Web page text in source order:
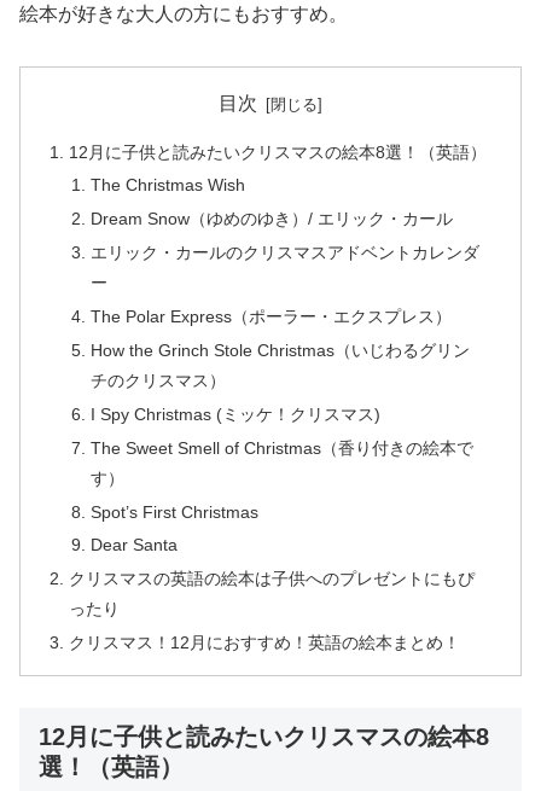
絵本が好きな大人の方にもおすすめ。
目次
12月に子供と読みたいクリスマスの絵本8選！（英語）
The Christmas Wish
Dream Snow（ゆめのゆき）/ エリック・カール
エリック・カールのクリスマスアドベントカレンダ
ー
The Polar Express（ポーラー・エクスプレス）
How the Grinch Stole Christmas（いじわるグリン
チのクリスマス）
I Spy Christmas (ミッケ！クリスマス)
The Sweet Smell of Christmas（香り付きの絵本で
す）
Spot’s First Christmas
Dear Santa
クリスマスの英語の絵本は子供へのプレゼントにもぴ
ったり
クリスマス！12月におすすめ！英語の絵本まとめ！
12月に子供と読みたいクリスマスの絵本8
選！（英語）